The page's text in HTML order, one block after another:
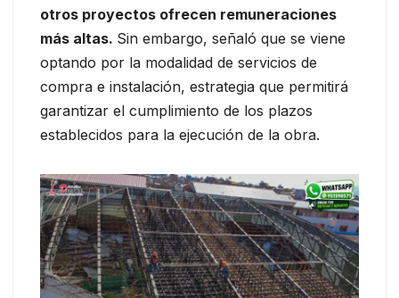
otros proyectos ofrecen remuneraciones
más altas. Sin embargo, señaló que se viene
optando por la modalidad de servicios de
compra e instalación, estrategia que permitirá
garantizar el cumplimiento de los plazos
establecidos para la ejecución de la obra.